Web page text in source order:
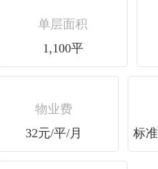
单层面积
1,100平
物业费
32元/平/月
标准